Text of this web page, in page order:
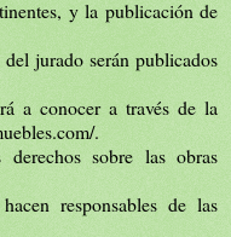
y la publicación de
jurado serán publicados
a conocer a través de la
.
sobre las obras
responsables de las